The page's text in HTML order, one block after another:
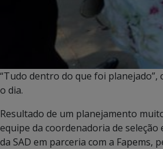
“Tudo dentro do que foi
o dia.
Resultado de um planejamento
equipe da coordenadoria de seleção
da SAD em parceria com a Fapems,